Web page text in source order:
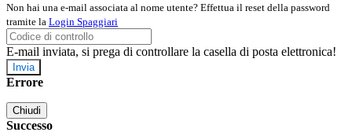
Non hai una e-mail associata al nome utente? Effettua il reset della password
tramite la Login Spaggiari
E-mail inviata, si prega di controllare la casella di posta elettronica!
Errore
Chiudi
Successo